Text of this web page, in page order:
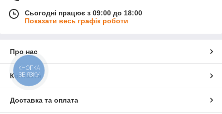
Сьогодні працює з 09:00 до 18:00
Показати весь графік роботи
Про нас
Контакти
Доставка та оплата
КНОПКА
ЗВ'ЯЗКУ